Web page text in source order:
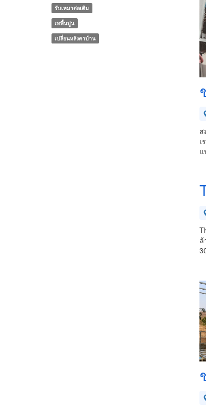
ส
เ
แ
ล้
รับเหมาต่อเติม
เทพื้นปูน
เปลี่ยนหลังคาบ้าน